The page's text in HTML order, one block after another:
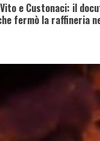
e Custonaci: il
fermò la raffineria